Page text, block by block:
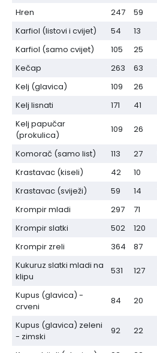
Hren
247 59
Karfiol (listovi i cvijet)
54 13
Karfiol (samo cvijet)
105 25
Kečap
263 63
Kelj (glavica)
109 26
Kelj lisnati
171 41
Kelj papučar
(prokulica)
109 26
Komorač (samo list) 113 27
Krastavac (kiseli)
42 10
Krastavac (sviježi)
59 14
Krompir mladi
297 71
Krompir slatki
502 120
Krompir zreli
364 87
Kukuruz slatki mladi na
klipu
531 127
Kupus (glavica) -
crveni
84 20
Kupus (glavica) zeleni
- zimski
92 22